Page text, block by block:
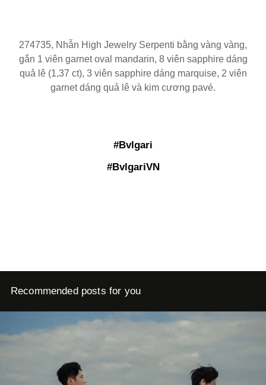
274735, Nhẫn High Jewelry Serpenti bằng vàng vàng,
gắn 1 viên garnet oval mandarin, 8 viên sapphire dáng
quả lê (1,37 ct), 3 viên sapphire dáng marquise, 2 viên
garnet dáng quả lê và kim cương pavé.
#Bvlgari
#BvlgariVN
Recommended posts for you